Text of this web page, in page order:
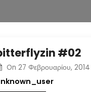
#02
On 27 Φεβρουαρίου, 2014